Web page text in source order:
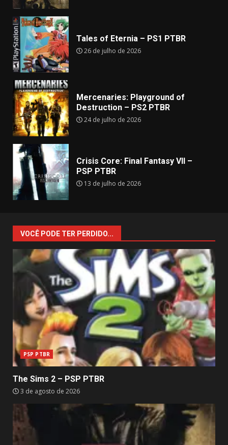
Tales of Eternia – PS1 PTBR
26 de julho de 2026
Mercenaries: Playground of
Destruction – PS2 PTBR
24 de julho de 2026
Crisis Core: Final Fantasy VII –
PSP PTBR
13 de julho de 2026
VOCÊ PODE TER PERDIDO...
PSP PTBR
The Sims 2 – PSP PTBR
3 de agosto de 2026